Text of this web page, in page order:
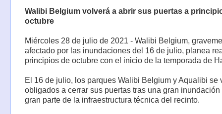
Walibi Belgium volverá a abrir sus puertas a
octubre
Miércoles 28 de julio de 2021 - Walibi Belgium,
afectado por las inundaciones del 16 de julio, planea
principios de octubre con el inicio de la temporada de
El 16 de julio, los parques Walibi Belgium y Aqualibi se
obligados a cerrar sus puertas tras una gran
gran parte de la infraestructura técnica del recinto.